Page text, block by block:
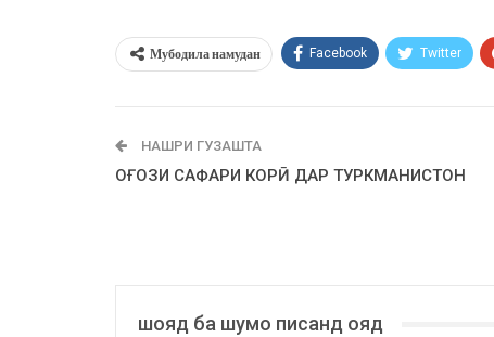
Мубодила намудан Facebook Twitter
НАШРИ ГУЗАШТА
ОҒОЗИ САФАРИ КОРӢ ДАР ТУРКМАНИСТОН
шояд ба шумо писанд ояд